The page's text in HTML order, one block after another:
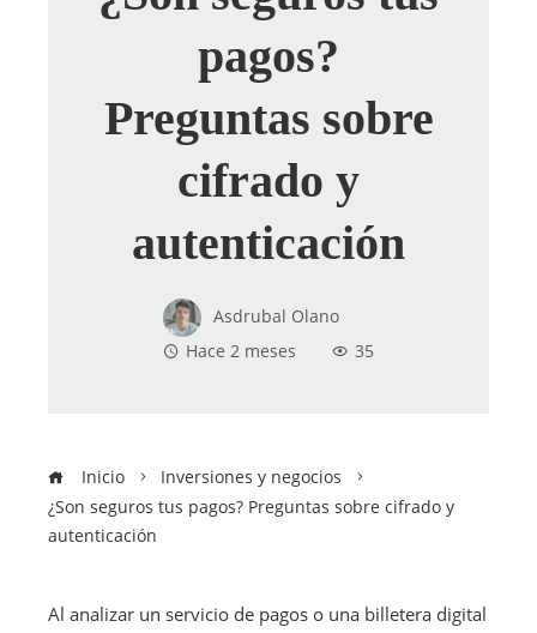
pagos?
Preguntas sobre
cifrado y
autenticación
Asdrubal Olano
Hace 2 meses
35
Inicio
Inversiones y negocios
¿Son seguros tus pagos? Preguntas sobre cifrado y
autenticación
Al analizar un servicio de pagos o una billetera digital